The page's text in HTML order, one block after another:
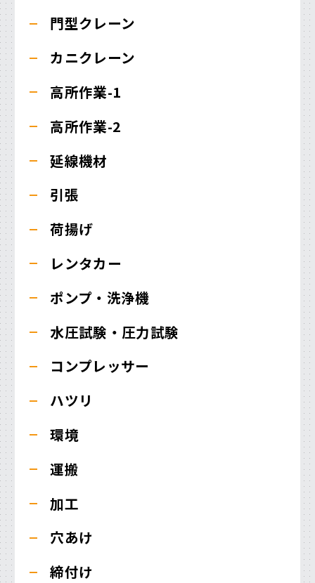
門型クレーン
カニクレーン
高所作業-1
高所作業-2
延線機材
引張
荷揚げ
レンタカー
ポンプ・洗浄機
水圧試験・圧力試験
コンプレッサー
ハツリ
環境
運搬
加工
穴あけ
締付け